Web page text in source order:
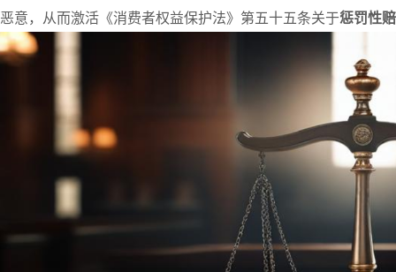
恶意，从而激活《消费者权益保护法》第五十五条关于惩罚性